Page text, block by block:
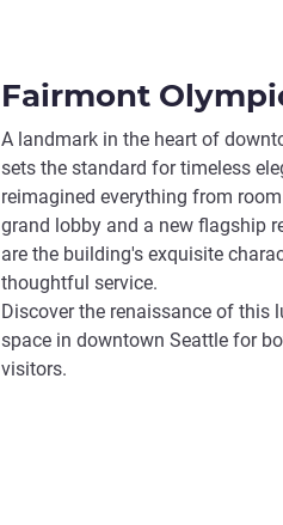
Fairmont
A landmark in the heart of
sets the standard for timeless
reimagined everything from
grand lobby and a new flagship
are the building's exquisite
thoughtful service.
Discover the renaissance of this
space in downtown Seattle for
visitors.